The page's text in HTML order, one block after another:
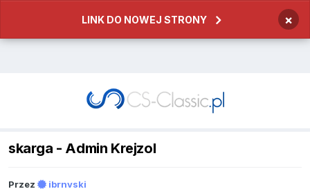
LINK DO NOWEJ STRONY ×
skarga - Admin Krejzol
Przez
ibrnvski